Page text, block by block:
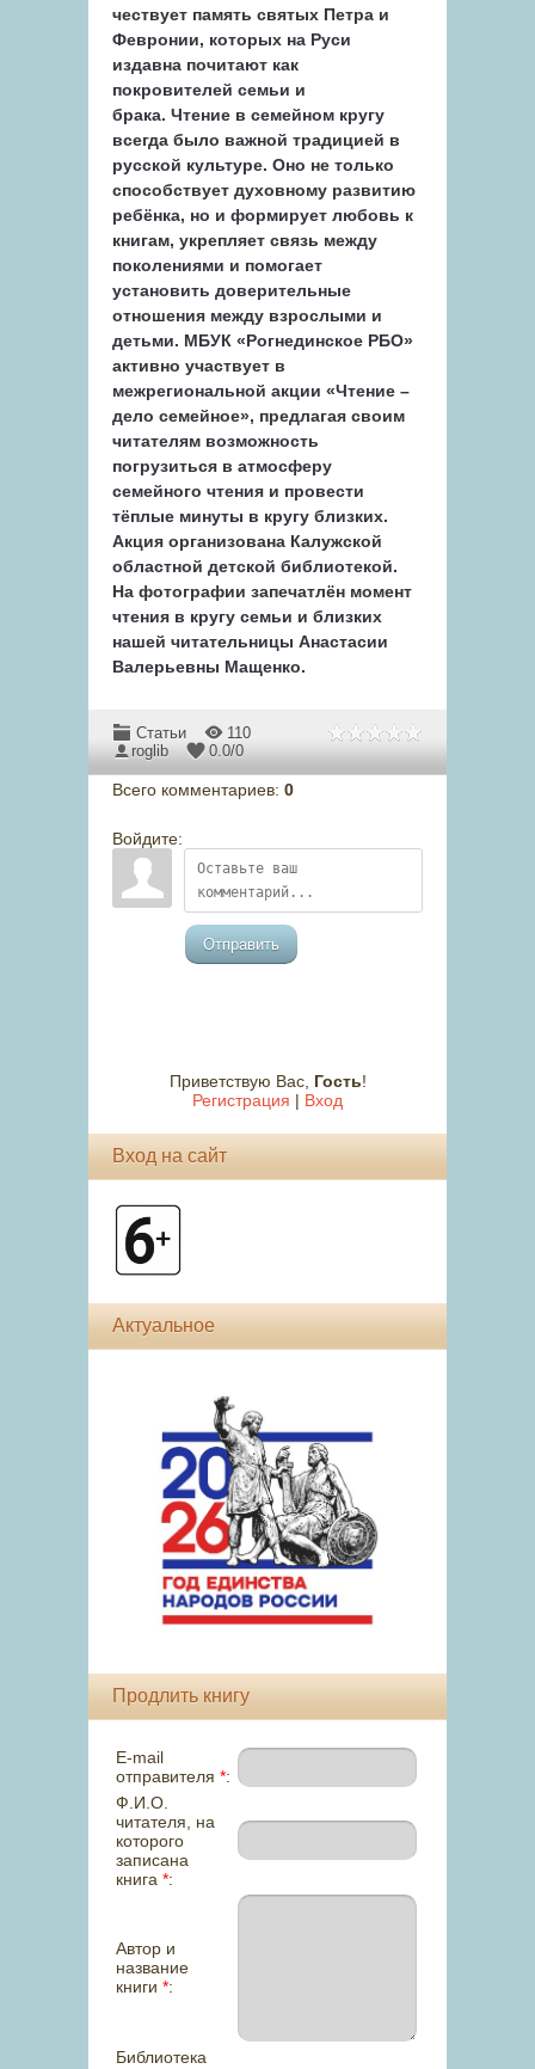
чествует память святых Петра и
Февронии, которых на Руси
издавна почитают как
покровителей семьи и
брака. Чтение в семейном кругу
всегда было важной традицией в
русской культуре. Оно не только
способствует духовному развитию
ребёнка, но и формирует любовь к
книгам, укрепляет связь между
поколениями и помогает
установить доверительные
отношения между взрослыми и
детьми. МБУК «Рогнединское РБО»
активно участвует в
межрегиональной акции «Чтение –
дело семейное», предлагая своим
читателям возможность
погрузиться в атмосферу
семейного чтения и провести
тёплые минуты в кругу близких.
Акция организована Калужской
областной детской библиотекой.
На фотографии запечатлён момент
чтения в кругу семьи и близких
нашей читательницы Анастасии
Валерьевны Мащенко.
Статьи
110
roglib
0.0/0
Всего комментариев: 0
Войдите:
Отправить
Приветствую Вас, Гость!
Регистрация | Вход
Вход на сайт
Актуальное
Продлить книгу
E-mail
отправителя *:
Ф.И.О.
читателя, на
которого
записана
книга *:
Автор и
название
книги *:
Библиотека